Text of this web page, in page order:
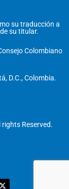
su traducción a
su titular.
Colombiano
D.C., Colombia.
Reserved.
X